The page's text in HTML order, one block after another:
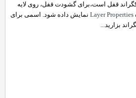
قفل است،برای گشودت قفل، روی لایه
Layerنمایش داده شود. اسمی برای
بزارید...